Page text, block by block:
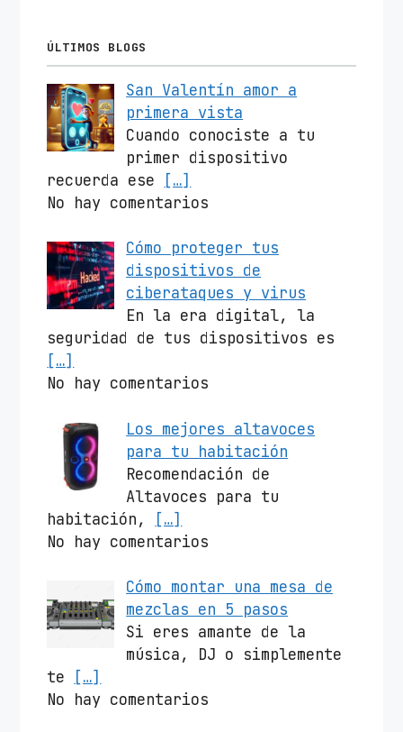
ÚLTIMOS BLOGS
San Valentín amor a
primera vista
Cuando conociste a tu
primer dispositivo
recuerda ese
[…]
No hay comentarios
Cómo proteger tus
dispositivos de
ciberataques y virus
En la era digital, la
seguridad de tus dispositivos es
[…]
No hay comentarios
Los mejores altavoces
para tu habitación
Recomendación de
Altavoces para tu
habitación,
[…]
No hay comentarios
Cómo montar una mesa de
mezclas en 5 pasos
Si eres amante de la
música, DJ o simplemente
te
[…]
No hay comentarios